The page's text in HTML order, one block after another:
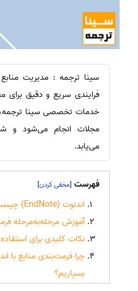
فرایندی سریع و دقیق برای
خدمات تخصصی سینا ترجمه،
مجلات انجام می‌شود و
می‌یابد.
فهرست [
]
اندنوت (EndNote) چیست و چرا استفاده کنیم؟
آموزش مرحله‌به‌مرحله
نکات کلیدی برای
چرا فرمت‌بندی منابع با
بسپاریم؟